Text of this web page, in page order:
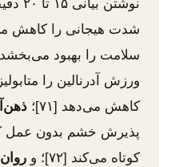
شدت هیجانی را کاهش
سلامت را بهبود می‌بخشد
ورزش آدرنالین را
کاهش می‌دهد [۷۱]؛
پذیرش خشم بدون عمل
کوتاه می‌کند [۷۲]؛ و